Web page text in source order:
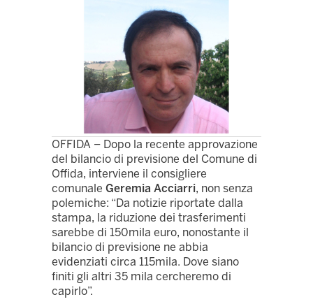
OFFIDA – Dopo la recente approvazione
del bilancio di previsione del Comune di
Offida, interviene il consigliere
comunale Geremia Acciarri, non senza
polemiche: “Da notizie riportate dalla
stampa, la riduzione dei trasferimenti
sarebbe di 150mila euro, nonostante il
bilancio di previsione ne abbia
evidenziati circa 115mila. Dove siano
finiti gli altri 35 mila cercheremo di
capirlo”.